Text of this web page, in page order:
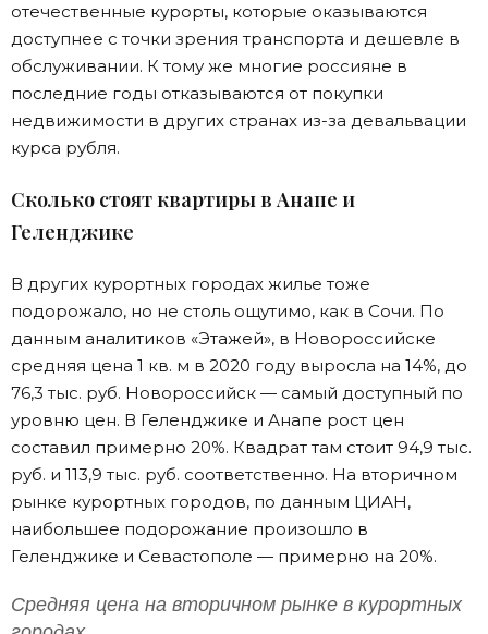
отечественные курорты, которые оказываются
доступнее с точки зрения транспорта и дешевле в
обслуживании. К тому же многие россияне в
последние годы отказываются от покупки
недвижимости в других странах из-за девальвации
курса рубля.
Сколько стоят квартиры в Анапе и
Геленджике
В других курортных городах жилье тоже
подорожало, но не столь ощутимо, как в Сочи. По
данным аналитиков «Этажей», в Новороссийске
средняя цена 1 кв. м в 2020 году выросла на 14%, до
76,3 тыс. руб. Новороссийск — самый доступный по
уровню цен. В Геленджике и Анапе рост цен
составил примерно 20%. Квадрат там стоит 94,9 тыс.
руб. и 113,9 тыс. руб. соответственно. На вторичном
рынке курортных городов, по данным ЦИАН,
наибольшее подорожание произошло в
Геленджике и Севастополе — примерно на 20%.
Средняя цена на вторичном рынке в курортных